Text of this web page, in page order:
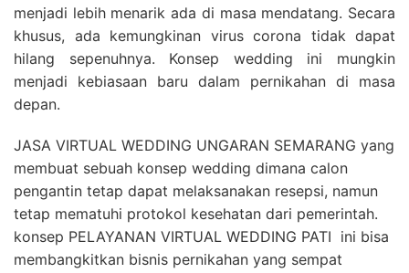
menjadi lebih menarik ada di masa mendatang. Secara
khusus, ada kemungkinan virus corona tidak dapat
hilang sepenuhnya. Konsep wedding ini mungkin
menjadi kebiasaan baru dalam pernikahan di masa
depan.
JASA VIRTUAL WEDDING UNGARAN SEMARANG yang
membuat sebuah konsep wedding dimana calon
pengantin tetap dapat melaksanakan resepsi, namun
tetap mematuhi protokol kesehatan dari pemerintah.
konsep PELAYANAN VIRTUAL WEDDING PATI ini bisa
membangkitkan bisnis pernikahan yang sempat